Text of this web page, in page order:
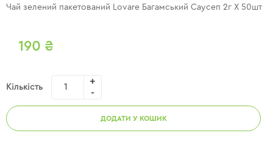
Чай зелений пакетований Lovare Багамський Саусеп 2г X 50шт
190 ₴
Кількість
ДОДАТИ У КОШИК